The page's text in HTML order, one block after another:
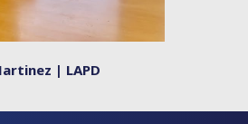
| LAPD